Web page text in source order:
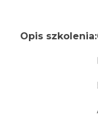
Opis szkolenia: